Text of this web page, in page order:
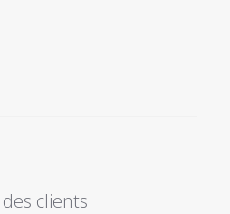
des clients